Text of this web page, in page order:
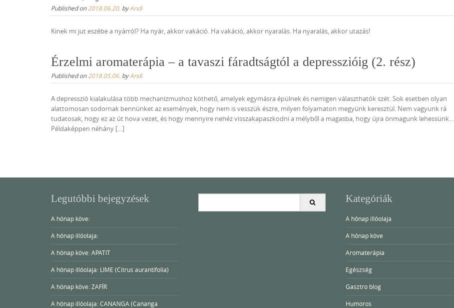
Published on2018.06.20. byAndi
Kinek mi jut eszébe a nyárról? Ha nyár, akkor vakáció. Ha vakáció, akkor nyaralás. Ha nyaralás, akkor utazás!
Érzelmi aromaterápia – a tavaszi fáradtságtól a depresszióig (2. rész)
Published on2018.05.06. byAndi
A depresszió kialakulása több mechanizmushoz köthető, amelyek egymásra épülnek és nemigen választhatók szét. Sok esetben olyan
alattomosan sodornak bennünket az események, hogy nem is vesszük észre, milyen folyamaton megyünk keresztül. Nem vagyunk rá
tudatosak, hogy ez az út hova vezet, és hogy mennyire nehéz visszakapaszkodni a mélyből a magasba, hogy újra önmagunk lehessünk…
Példaképpen néhány […]
Legutóbbi bejegyzések
A hónap köve:
A hónap illóolaja:
A hónap köve: APATIT
A hónap illóolaja: LIME (Citrus aurantifolia)
A hónap köve: ZAFÍR
A hónap illóolaja: CANANGA (Cananga
Kategóriák
A hónap illóolaja
A hónap köve
Aromaterápia
Egészség
Gasztro blog
Humoros